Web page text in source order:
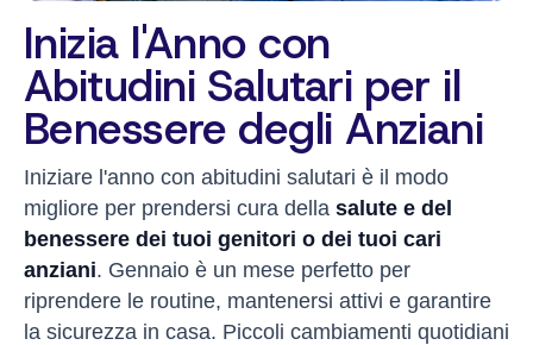
Inizia l'Anno con
Abitudini Salutari per il
Benessere degli Anziani
Iniziare l'anno con abitudini salutari è il modo
migliore per prendersi cura della salute e del
benessere dei tuoi genitori o dei tuoi cari
anziani. Gennaio è un mese perfetto per
riprendere le routine, mantenersi attivi e garantire
la sicurezza in casa. Piccoli cambiamenti quotidiani